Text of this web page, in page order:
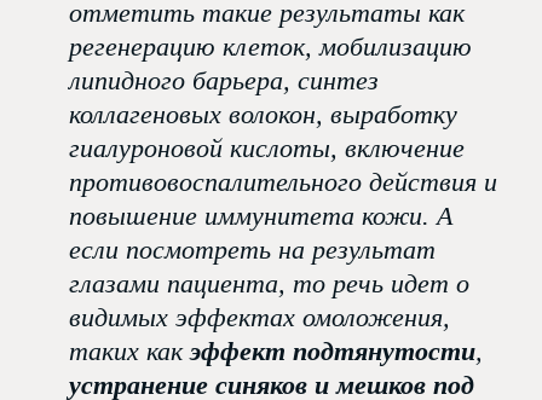
отметить такие результаты как
регенерацию клеток, мобилизацию
липидного барьера, синтез
коллагеновых волокон, выработку
гиалуроновой кислоты, включение
противовоспалительного действия и
повышение иммунитета кожи. А
если посмотреть на результат
глазами пациента, то речь идет о
видимых эффектах омоложения,
таких какэффект подтянутости,
устранение синяков и мешков под